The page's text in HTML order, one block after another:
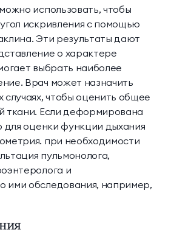
использовать, чтобы
искривления с помощью
Эти результаты дают
о характере
выбрать наиболее
Врач может назначить
случаях, чтобы оценить общее
ткани. Если деформирована
для оценки функции дыхания
при необходимости
пульмонолога,
и
ими обследования, например,